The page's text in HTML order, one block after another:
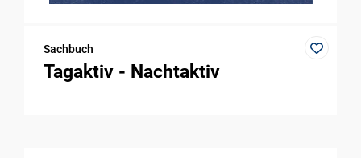
Sachbuch
Tagaktiv - Nachtaktiv